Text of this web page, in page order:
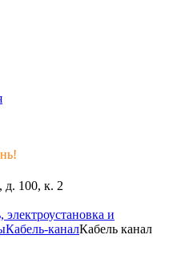
д. 100, к. 2
и
Кабель-каналКабель канал